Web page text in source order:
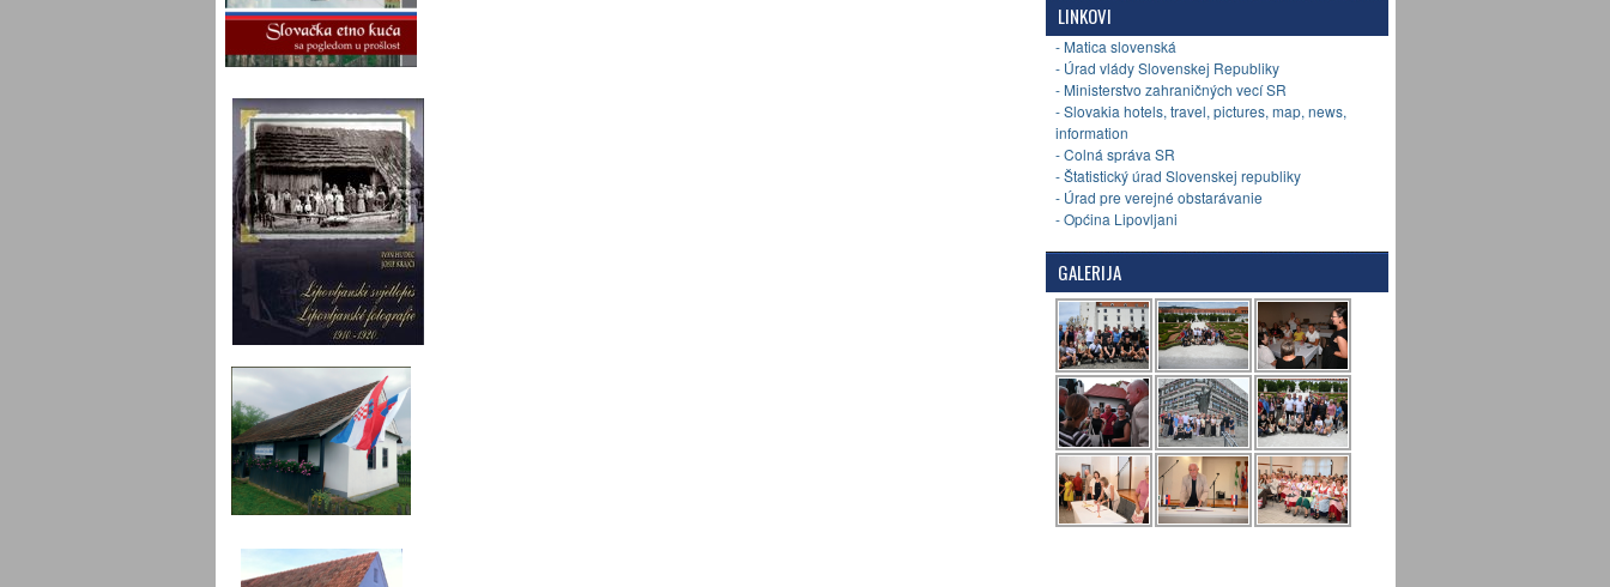
LINKOVI
- Matica slovenská
- Úrad vlády Slovenskej Republiky
- Ministerstvo zahraničných vecí SR
- Slovakia hotels, travel, pictures, map, news,
information
- Colná správa SR
- Štatistický úrad Slovenskej republiky
- Úrad pre verejné obstarávanie
- Općina Lipovljani
GALERIJA